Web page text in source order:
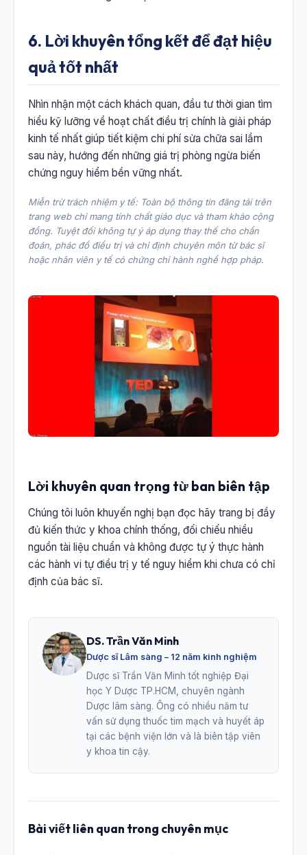
6. Lời khuyên tổng kết để đạt hiệu
quả tốt nhất
Nhìn nhận một cách khách quan, đầu tư thời gian tìm
hiểu kỹ lưỡng về hoạt chất điều trị chính là giải pháp
kinh tế nhất giúp tiết kiệm chi phí sửa chữa sai lầm
sau này, hướng đến những giá trị phòng ngừa biến
chứng nguy hiểm bền vững nhất.
Miễn trừ trách nhiệm y tế: Toàn bộ thông tin đăng tải trên
trang web chỉ mang tính chất giáo dục và tham khảo cộng
đồng. Tuyệt đối không tự ý áp dụng thay thế cho chẩn
đoán, phác đồ điều trị và chỉ định chuyên môn từ bác sĩ
hoặc nhân viên y tế có chứng chỉ hành nghề hợp pháp.
Lời khuyên quan trọng từ ban biên tập
Chúng tôi luôn khuyến nghị bạn đọc hãy trang bị đầy
đủ kiến thức y khoa chính thống, đối chiếu nhiều
nguồn tài liệu chuẩn và không được tự ý thực hành
các hành vi tự điều trị y tế nguy hiểm khi chưa có chỉ
định của bác sĩ.
DS. Trần Văn Minh
Dược sĩ Lâm sàng – 12 năm kinh nghiệm
Dược sĩ Trần Văn Minh tốt nghiệp Đại
học Y Dược TP.HCM, chuyên ngành
Dược lâm sàng. Ông có nhiều năm tư
vấn sử dụng thuốc tim mạch và huyết áp
tại các bệnh viện lớn và là biên tập viên
y khoa tin cậy.
Bài viết liên quan trong chuyên mục